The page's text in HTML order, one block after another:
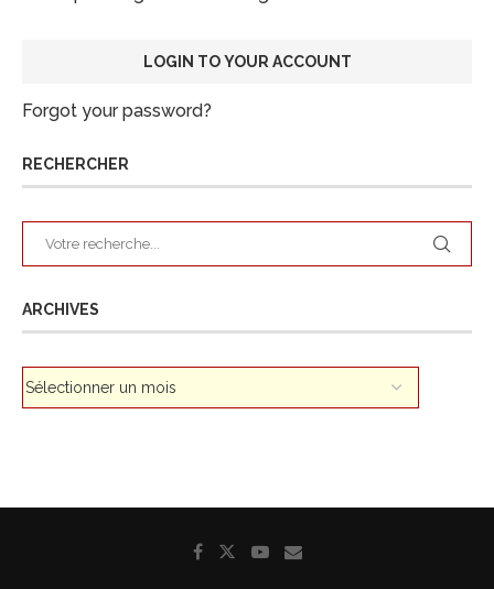
Forgot your password?
RECHERCHER
ARCHIVES